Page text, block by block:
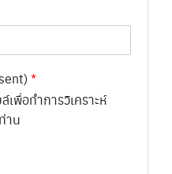
*
เพื่อทำการวิเคราะห์
าน